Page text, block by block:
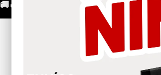
🚚🔥ENVÍOS GRATIS A TODO EL PAÍS